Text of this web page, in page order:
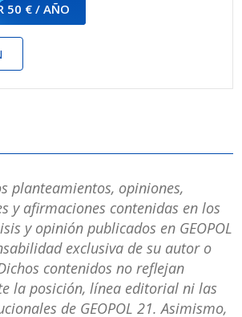
50 € / AÑO
planteamientos, opiniones,
y afirmaciones contenidas en los
y opinión publicados en GEOPOL
exclusiva de su autor o
contenidos no reflejan
la posición, línea editorial ni las
de GEOPOL 21. Asimismo,